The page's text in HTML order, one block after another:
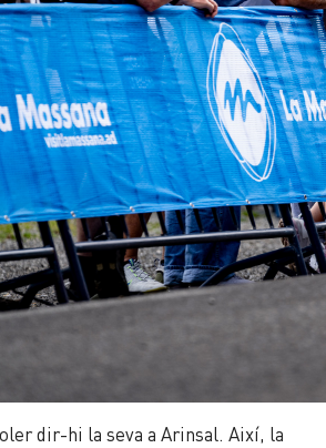
dir-hi la seva a Arinsal. Així, la